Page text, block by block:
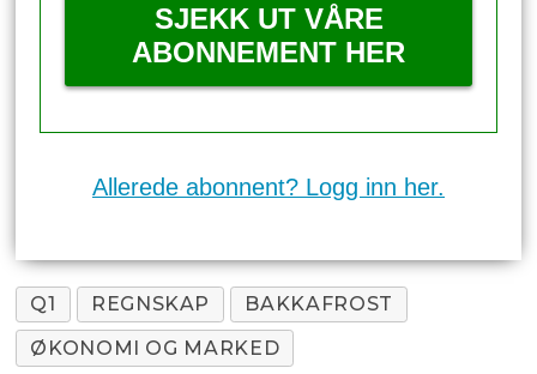
SJEKK UT VÅRE
ABONNEMENT HER
Allerede abonnent? Logg inn her.
Q1 REGNSKAP
BAKKAFROST
ØKONOMI OG MARKED